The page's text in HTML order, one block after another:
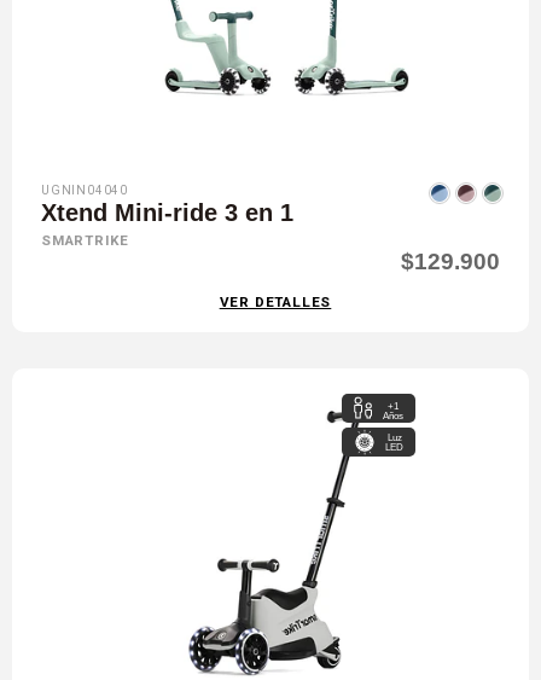
UGNIN04040
Xtend Mini-ride 3 en 1
SMARTRIKE
$129.900
VER DETALLES
+1
Años
Luz
LED